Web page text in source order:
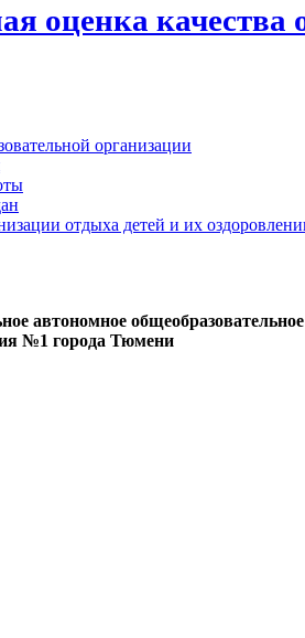
оценка качества
организации
отдыха детей и их
автономное общеобразовательное
№1 города Тюмени